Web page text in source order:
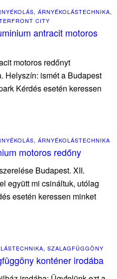
, ÁRNYÉKOLÁSTECHNIKA,
CITY
antracit motoros
motoros redőnyt
Helyszín: ismét a Budapest
Kérdés esetén keressen
, ÁRNYÉKOLÁSTECHNIKA
motoros redőny
Budapest. XII.
együtt mi csináltuk, utólag
esetén keressen minket
, SZALAGFÜGGÖNY
konténer irodába